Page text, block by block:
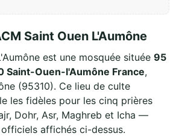
Saint Ouen L'Aumône
est une mosquée située 95
Saint-Ouen-l'Aumône France,
(95310). Ce lieu de culte
les fidèles pour les cinq prières
Dohr, Asr, Maghreb et Icha —
affichés ci-dessus.